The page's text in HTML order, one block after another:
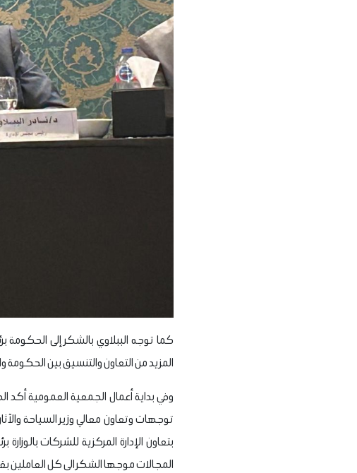
كما توجه الببلاوي بالشكر إلى
المزيد من التعاون والتنسيق بين الحكومة
وفي بداية أعمال الجمعية العمومية أكد
توجهات وتعاون معالي وزير السياحة
بتعاون الإدارة المركزية للشركات
المجالات موجها الشكر الى كل العاملين